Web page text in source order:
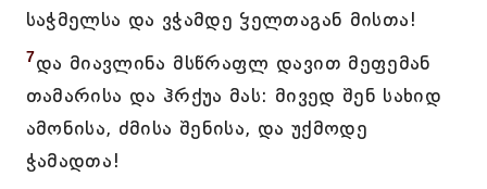
საჭმელსა და ვჭამდე ჴელთაგან მისთა!
7და მიავლინა მსწრაფლ დავით მეფემან
თამარისა და ჰრქუა მას: მივედ შენ სახიდ
ამონისა, ძმისა შენისა, და უქმოდე
ჭამადთა!